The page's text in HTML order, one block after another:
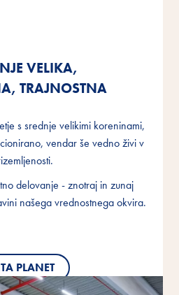
VELIKA,
TRAJNOSTNA
s srednje velikimi koreninami,
vendar še vedno živi v
delovanje - znotraj in zunaj
našega vrednostnega okvira.
PLANET
VELIKA,
TRAJNOSTNA
s srednje velikimi koreninami,
vendar še vedno živi v
delovanje - znotraj in zunaj
našega vrednostnega okvira.
PLANET
VELIKA,
TRAJNOSTNA
s srednje velikimi koreninami,
vendar še vedno živi v
delovanje - znotraj in zunaj
našega vrednostnega okvira.
PLANET